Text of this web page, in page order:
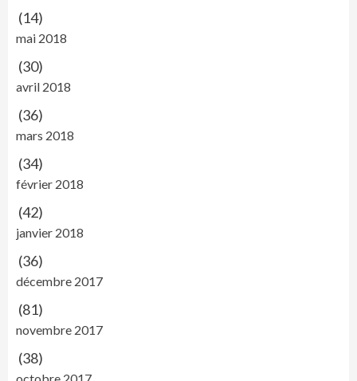
(14)
mai 2018
(30)
avril 2018
(36)
mars 2018
(34)
février 2018
(42)
janvier 2018
(36)
décembre 2017
(81)
novembre 2017
(38)